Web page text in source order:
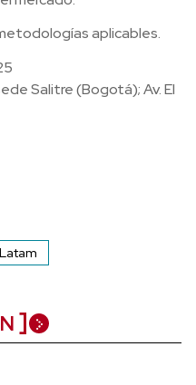
aplicables.
Salitre (Bogotá); Av. El